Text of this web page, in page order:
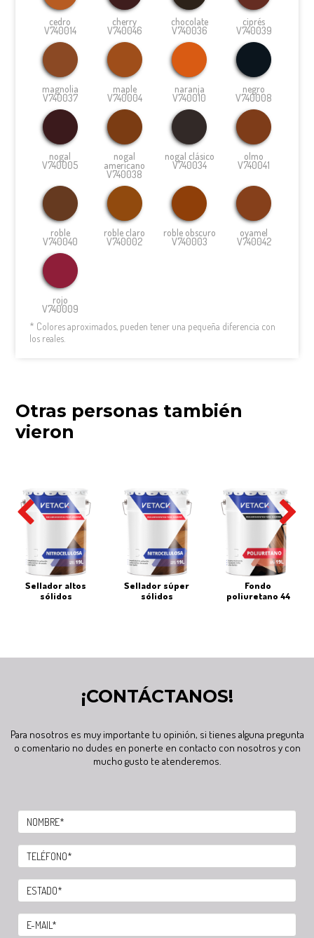
cedro
V740014
cherry
V740046
chocolate
V740036
ciprés
V740039
magnolia
V740037
maple
V740004
naranja
V740010
negro
V740008
nogal
V740005
nogal
americano
V740038
nogal clásico
V740034
olmo
V740041
roble
V740040
roble claro
V740002
roble obscuro
V740003
oyamel
V740042
rojo
V740009
* Colores aproximados, pueden tener una pequeña diferencia con
los reales.
Otras personas también
vieron
sellador altos
sólidos
sellador súper
sólidos
fondo
poliuretano 44
¡CONTÁCTANOS!
Para nosotros es muy importante tu opinión, si tienes alguna pregunta
o comentario no dudes en ponerte en contacto con nosotros y con
mucho gusto te atenderemos.